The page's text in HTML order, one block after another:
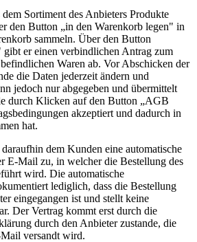
Sortiment des Anbieters Produkte
den Button „in den Warenkorb legen" in
sammeln. Über den Button
gibt er einen verbindlichen Antrag zum
Waren ab. Vor Abschicken der
die Daten jederzeit ändern und
jedoch nur abgegeben und übermittelt
durch Klicken auf den Button „AGB
akzeptiert und dadurch in
hat.
dem Kunden eine automatische
E-Mail zu, in welcher die Bestellung des
wird. Die automatische
lediglich, dass die Bestellung
eingegangen ist und stellt keine
Der Vertrag kommt erst durch die
durch den Anbieter zustande, die
versandt wird.